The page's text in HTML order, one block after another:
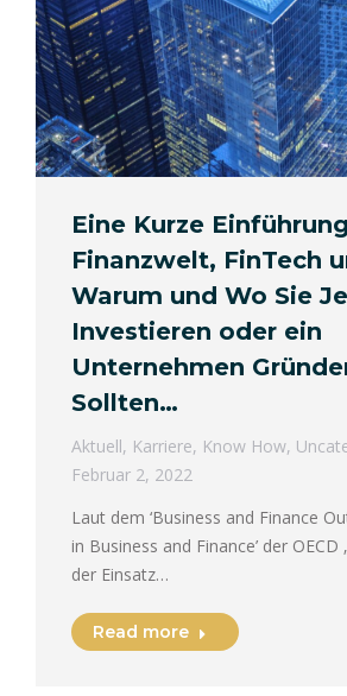
Eine Kurze
Finanzwelt, FinTech
Warum und Wo Sie
Investieren oder ein
Unternehmen
Sollten…
Aktuell, Karriere, Know How,
Februar 2, 2022
Laut dem ‘Business and Finance
in Business and Finance’ der
der Einsatz…
Read more